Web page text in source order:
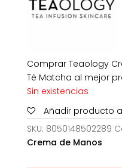
Comprar Teaology
Té Matcha al mejor
Sin existencias
Añadir producto
SKU: 8050148502289
Crema de Manos